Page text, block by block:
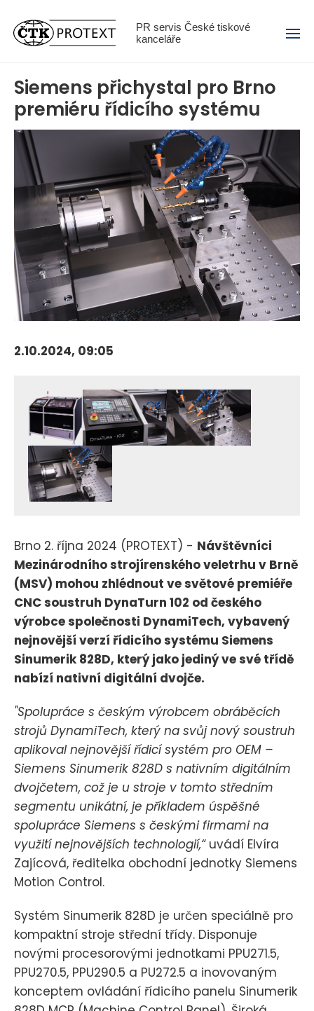
PR servis České tiskové
kanceláře
Menu
Siemens přichystal pro Brno
premiéru řídicího systému
2.10.2024, 09:05
Brno 2. října 2024 (PROTEXT) - Návštěvníci
Mezinárodního strojírenského veletrhu v Brně
(MSV) mohou zhlédnout ve světové premiéře
CNC soustruh DynaTurn 102 od českého
výrobce společnosti DynamiTech, vybavený
nejnovější verzí řídicího systému Siemens
Sinumerik 828D, který jako jediný ve své třídě
nabízí nativní digitální dvojče.
"Spolupráce s českým výrobcem obráběcích
strojů DynamiTech, který na svůj nový soustruh
aplikoval nejnovější řídicí systém pro OEM –
Siemens Sinumerik 828D s nativním digitálním
dvojčetem, což je u stroje v tomto středním
segmentu unikátní, je příkladem úspěšné
spolupráce Siemens s českými firmami na
využití nejnovějších technologií,“ uvádí Elvíra
Zajícová, ředitelka obchodní jednotky Siemens
Motion Control.
Systém Sinumerik 828D je určen speciálně pro
kompaktní stroje střední třídy. Disponuje
novými procesorovými jednotkami PPU271.5,
PPU270.5, PPU290.5 a PU272.5 a inovovaným
konceptem ovládání řídicího panelu Sinumerik